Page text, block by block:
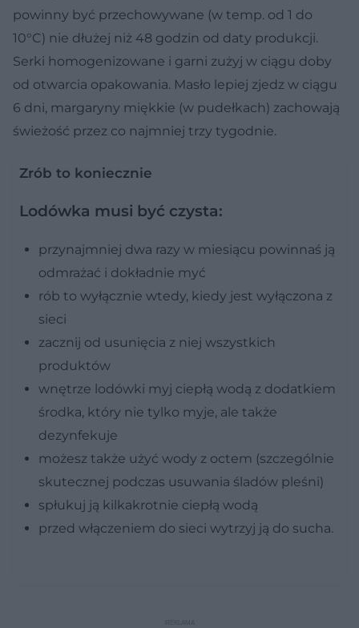
powinny być przechowywane (w temp. od 1 do
10°C) nie dłużej niż 48 godzin od daty produkcji.
Serki homogenizowane i garni zużyj w ciągu doby
od otwarcia opakowania. Masło lepiej zjedz w ciągu
6 dni, margaryny miękkie (w pudełkach) zachowają
świeżość przez co najmniej trzy tygodnie.
Zrób to koniecznie
Lodówka musi być czysta:
przynajmniej dwa razy w miesiącu powinnaś ją
odmrażać i dokładnie myć
rób to wyłącznie wtedy, kiedy jest wyłączona z
sieci
zacznij od usunięcia z niej wszystkich
produktów
wnętrze lodówki myj ciepłą wodą z dodatkiem
środka, który nie tylko myje, ale także
dezynfekuje
możesz także użyć wody z octem (szczególnie
skutecznej podczas usuwania śladów pleśni)
spłukuj ją kilkakrotnie ciepłą wodą
przed włączeniem do sieci wytrzyj ją do sucha.